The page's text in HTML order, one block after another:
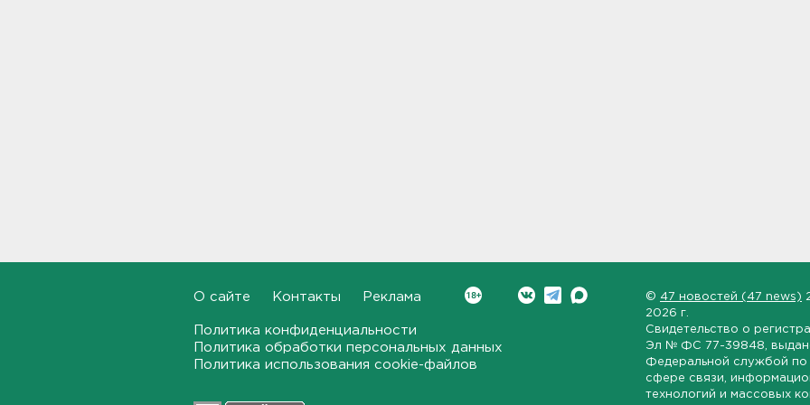
Рощино - день поселка
Под Киришами задержали
О сайте Контакты Реклама
Политика конфиденциальности
Политика обработки персональных данных
Политика использования cookie-файлов
© 47 новостей (47 news)
2026 г.
Свидетельство о
Эл № ФС 77-39848 ,
Федеральной службой по
сфере связи,
технологий и массовых